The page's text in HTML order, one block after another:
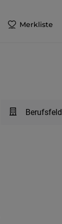
Merkliste
Berufsfeld